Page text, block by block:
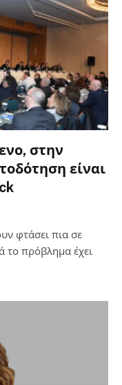
στην
είναι
φτάσει πια σε
το πρόβλημα έχει